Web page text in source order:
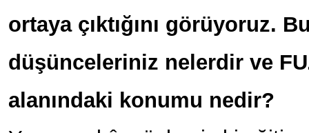
ortaya çıktığını görüyoruz.
düşünceleriniz nelerdir ve
alanındaki konumu nedir?